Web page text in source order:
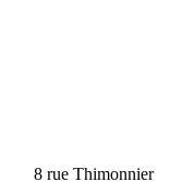
8 rue Thimonnier